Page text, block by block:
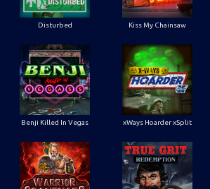
Disturbed Kiss My Chainsaw
Benji Killed In Vegas xWays Hoarder xSplit